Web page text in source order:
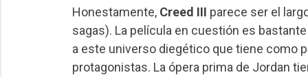
Honestamente, Creed III parece ser el
sagas). La película en cuestión es
a este universo diegético que tiene como
protagonistas. La ópera prima de Jordan